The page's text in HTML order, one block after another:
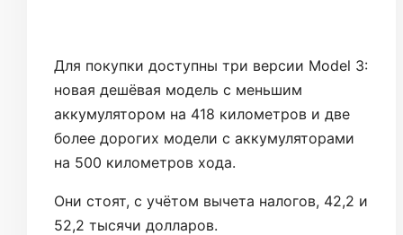
Для покупки доступны три версии Model 3:
новая дешёвая модель с меньшим
аккумулятором на 418 километров и две
более дорогих модели с аккумуляторами
на 500 километров хода.
Они стоят, с учётом вычета налогов, 42,2 и
52,2 тысячи долларов.